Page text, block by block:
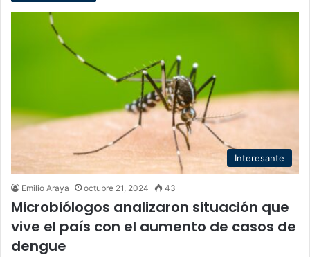
Interesante
Emilio Araya octubre 21, 2024 43
Microbiólogos analizaron situación que
vive el país con el aumento de casos de
dengue